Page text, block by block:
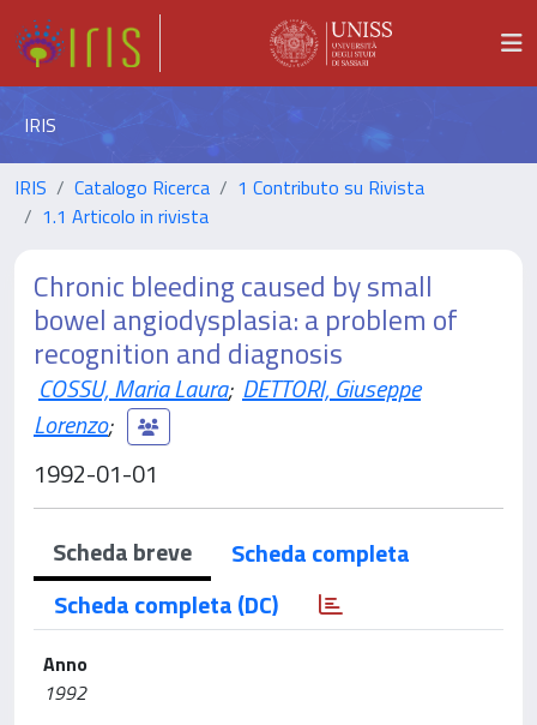
IRIS
IRIS Catalogo Ricerca
1 Contributo su Rivista
1.1 Articolo in rivista
Chronic bleeding caused by small
bowel angiodysplasia: a problem of
recognition and diagnosis
COSSU, Maria Laura; DETTORI, Giuseppe
Lorenzo;
1992-01-01
Scheda breve
Scheda completa
Scheda completa (DC)
Anno
1992